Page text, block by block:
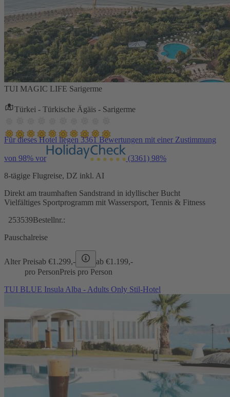
TUI MAGIC LIFE Sarigerme
Türkei - Türkische Ägäis - Sarigerme
Für dieses Hotel liegen 3361 Bewertungen mit einer Zustimmung
von 98% vor (3361) 98%
8-tägige Flugreise, DZ inkl. AI
Direkt am traumhaften Sandstrand in idyllischer Bucht
Vielfältiges Sportprogramm mit Wassersport, Tennis & Fitness
253539Bestellnr.:
Pauschalreise
Alter Preisab €1.299,- ab €1.199,-
pro PersonPreis pro Person
TUI BLUE Insula Alba - Adults Only Stil-Hotel